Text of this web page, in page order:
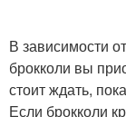
В зависимости
брокколи вы
стоит ждать,
Если брокколи